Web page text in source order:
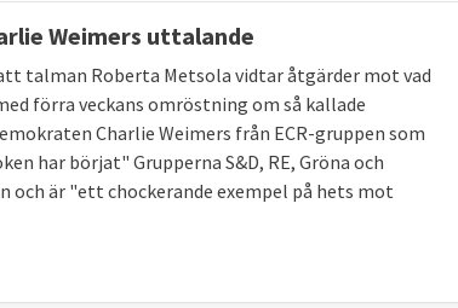
Weimers uttalande
talman Roberta Metsola vidtar åtgärder mot vad
förra veckans omröstning om så kallade
Charlie Weimers från ECR-gruppen som
har börjat" Grupperna S&D, RE, Gröna och
är "ett chockerande exempel på hets mot